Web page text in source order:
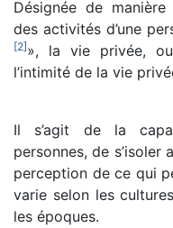
Désignée de
des activités d’une
[2]», la vie privée,
l’intimité de la vie
Il s’agit de la
personnes, de s’isoler
perception de ce qui
varie selon les
les époques.